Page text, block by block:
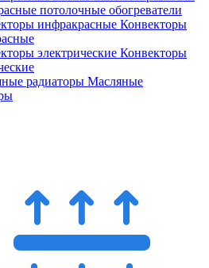
потолочные обогреватели
Конвекторы
Конвекторы
Масляные